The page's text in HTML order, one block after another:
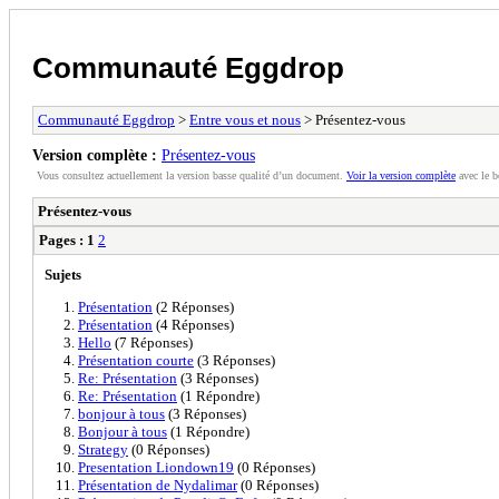
Communauté Eggdrop
Communauté Eggdrop > Entre vous et nous > Présentez-vous
Version complète : Présentez-vous
Vous consultez actuellement la version basse qualité d’un document. Voir la version complète avec le
Présentez-vous
Pages : 1 2
Sujets
Présentation (2 Réponses)
Présentation (4 Réponses)
Hello (7 Réponses)
Présentation courte (3 Réponses)
Re: Présentation (3 Réponses)
Re: Présentation (1 Répondre)
bonjour à tous (3 Réponses)
Bonjour à tous (1 Répondre)
Strategy (0 Réponses)
Presentation Liondown19 (0 Réponses)
Présentation de Nydalimar(0 Réponses)